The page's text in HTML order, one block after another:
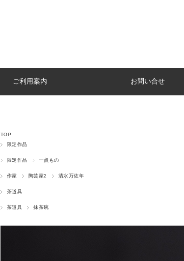
ご利用案内 お問い合せ
TOP
限定作品
限定作品 一点もの
作家 陶芸家2 清水万佐年
茶道具
茶道具 抹茶碗